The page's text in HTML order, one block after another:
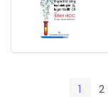
1 2